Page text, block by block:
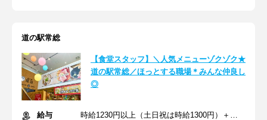
道の駅常総
【食堂スタッフ】＼人気メニューゾクゾク★
道の駅常総／ほっとする職場＊みんな仲良し
◎
給与
時給1230円以上（土日祝は時給1300円）＋交通費